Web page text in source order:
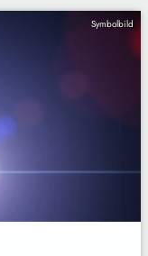
Symbolbild